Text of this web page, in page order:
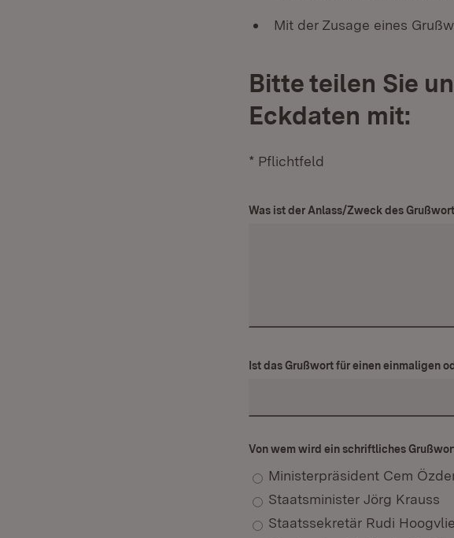
Mit der Zusage eines
Bitte teilen Sie
Eckdaten mit:
* Pflichtfeld
Was ist der Anlass/Zweck des
Ist das Grußwort für einen einmaligen
Von wem wird ein schriftliches
Ministerpräsident Cem
Staatsminister Jörg Krauss
Staatssekretär Rudi